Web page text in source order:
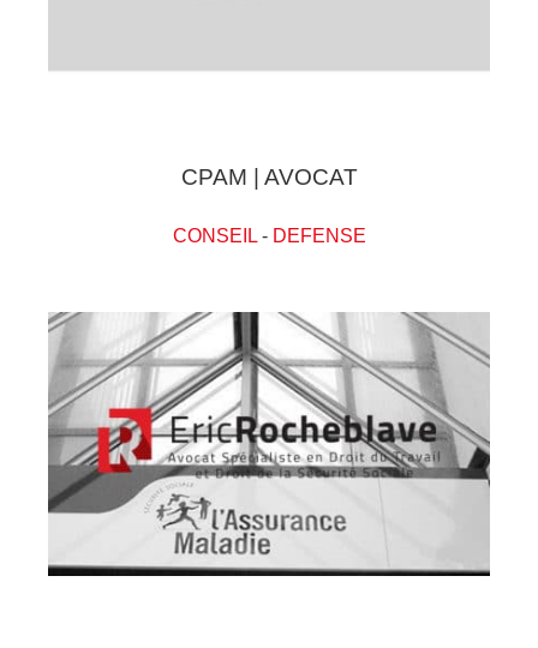
CPAM | AVOCAT
CONSEIL- DEFENSE